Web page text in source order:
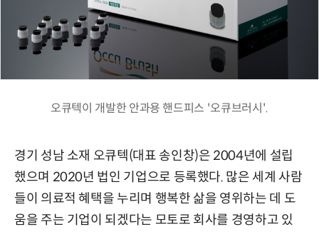
오큐텍이 개발한 안과용 핸드피스 '오큐브러시'.
경기 성남 소재 오큐텍(대표 송인창)은 2004년에 설립
했으며 2020년 법인 기업으로 등록했다. 많은 세계 사람
들이 의료적 혜택을 누리며 행복한 삶을 영위하는 데 도
움을 주는 기업이 되겠다는 모토로 회사를 경영하고 있